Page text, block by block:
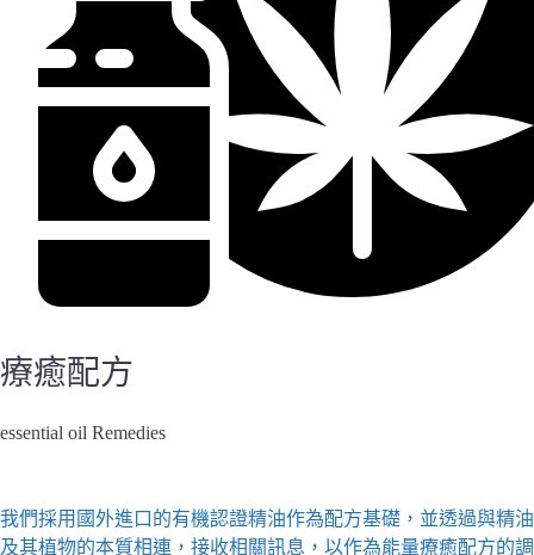
療癒配方
essential oil Remedies
我們採用國外進口的有機認證精油作為配方基礎，並透過與精油
及其植物的本質相連，接收相關訊息，以作為能量療癒配方的調